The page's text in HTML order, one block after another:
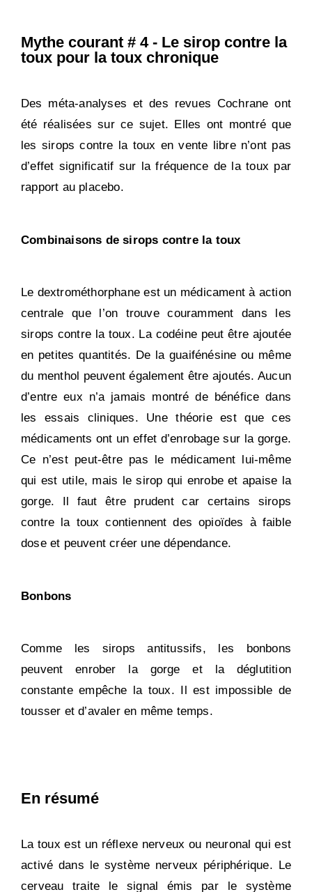
Mythe courant # 4 - Le sirop contre la
toux pour la toux chronique
Des méta-analyses et des revues Cochrane ont
été réalisées sur ce sujet. Elles ont montré que
les sirops contre la toux en vente libre n’ont pas
d’effet significatif sur la fréquence de la toux par
rapport au placebo.
Combinaisons de sirops contre la toux
Le dextrométhorphane est un médicament à action
centrale que l’on trouve couramment dans les
sirops contre la toux. La codéine peut être ajoutée
en petites quantités. De la guaifénésine ou même
du menthol peuvent également être ajoutés. Aucun
d’entre eux n’a jamais montré de bénéfice dans
les essais cliniques. Une théorie est que ces
médicaments ont un effet d’enrobage sur la gorge.
Ce n’est peut-être pas le médicament lui-même
qui est utile, mais le sirop qui enrobe et apaise la
gorge. Il faut être prudent car certains sirops
contre la toux contiennent des opioïdes à faible
dose et peuvent créer une dépendance.
Bonbons
Comme les sirops antitussifs, les bonbons
peuvent enrober la gorge et la déglutition
constante empêche la toux. Il est impossible de
tousser et d’avaler en même temps.
En résumé
La toux est un réflexe nerveux ou neuronal qui est
activé dans le système nerveux périphérique. Le
cerveau traite le signal émis par le système